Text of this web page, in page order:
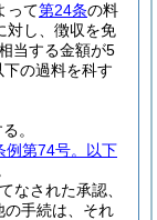
って第24条の料
対し、徴収を免
当する金額が5
下の過料を科す
。
例第74号。以下
なされた承認、
の手続は、それ